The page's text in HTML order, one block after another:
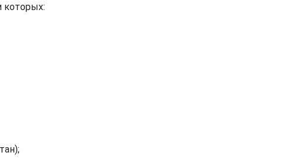
которых: